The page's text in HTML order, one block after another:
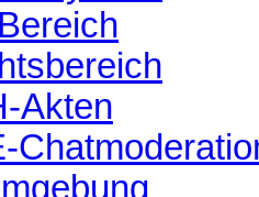
Akten